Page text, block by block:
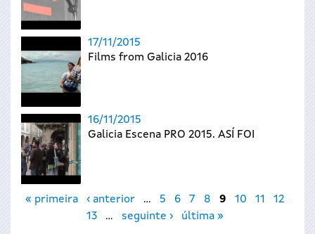
17/11/2015
Films from Galicia 2016
16/11/2015
Galicia Escena PRO 2015. ASÍ FOI
Páxinas
« primeira ‹ anterior … 5 6 7 8 9 10 11
12
13
… seguinte › última »